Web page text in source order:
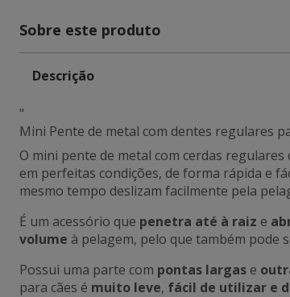
Sobre este produto
Descrição
"
Mini Pente de metal com dentes regulares
O mini pente de metal com cerdas
em perfeitas condições, de forma rápida e
mesmo tempo deslizam facilmente pela
É um acessório que penetra até à raiz e
volume à pelagem, pelo que também pode
Possui uma parte com pontas largas e
para cães é muito leve, fácil de utilizar e